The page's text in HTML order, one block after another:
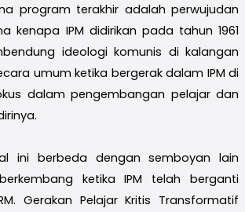
program terakhir adalah perwujudan
kenapa IPM didirikan pada tahun 1961
ideologi komunis di kalangan
umum ketika bergerak dalam IPM di
dalam pengembangan pelajar dan
ini berbeda dengan semboyan lain
ketika IPM telah berganti
Gerakan Pelajar Kritis Transformatif